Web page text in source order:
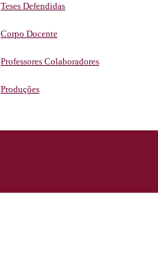
Teses Defendidas
Corpo Docente
Professores Colaboradores
Produções